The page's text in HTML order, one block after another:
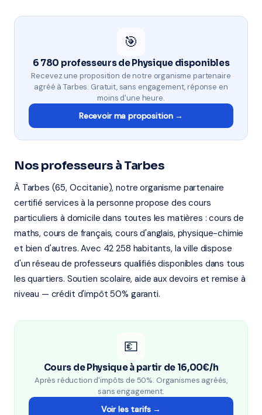
🎯
6 780 professeurs de Physique disponibles
Recevez une proposition de notre organisme partenaire
agréé à Tarbes. Gratuit, sans engagement, réponse en
moins d'une heure.
Recevoir ma proposition →
Nos professeurs à Tarbes
À Tarbes (65, Occitanie), notre organisme partenaire
certifié services à la personne propose des cours
particuliers à domicile dans toutes les matières : cours de
maths, cours de français, cours d'anglais, physique-chimie
et bien d'autres. Avec 42 258 habitants, la ville dispose
d'un réseau de professeurs qualifiés disponibles dans tous
les quartiers. Soutien scolaire, aide aux devoirs et remise à
niveau — crédit d'impôt 50% garanti.
💶
Cours de Physique à partir de 16,00€/h
Après réduction d'impôts de 50%. Organismes agréés,
sans engagement.
Voir les tarifs →